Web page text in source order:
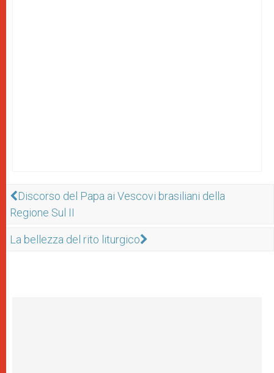
Discorso del Papa ai Vescovi brasiliani della
Regione Sul II
La bellezza del rito liturgico